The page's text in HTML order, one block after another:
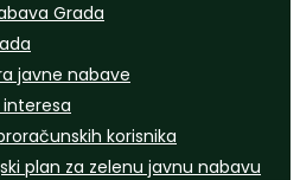
Grada
javne nabave
korisnika
plan za zelenu javnu nabavu